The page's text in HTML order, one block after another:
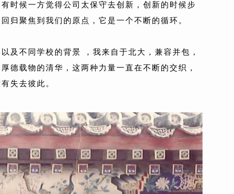
时候一方觉得公司太保守去创新，创新的时候步
归聚焦到我们的原点，它是一个不断的循环。
及不同学校的背景 ，我来自于北大，兼容并包，
德载物的清华，这两种力量一直在不断的交织，
失去彼此。